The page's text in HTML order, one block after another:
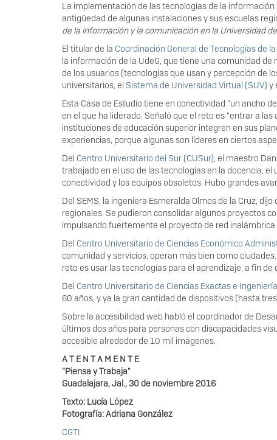
La implementación de las tecnologías de la información
antigüedad de algunas instalaciones y sus escuelas
de la información y la comunicación en la Universidad
El titular de la Coordinación General de Tecnologías de
la información de la UdeG, que tiene una comunidad
de los usuarios (tecnologías que usan y percepción de
universitarios, el Sistema de Universidad Virtual (SUV) y
Esta Casa de Estudio tiene en conectividad “un ancho
en el que ha liderado. Señaló que el reto es “entrar a
instituciones de educación superior integren en sus
experiencias, porque algunas son líderes en ciertos
Del Centro Universitario del Sur (CUSur), el maestro
trabajado en el uso de las tecnologías en la docencia,
conectividad y los equipos obsoletos. Hubo grandes
Del SEMS, la ingeniera Esmeralda Olmos de la Cruz,
regionales. Se pudieron consolidar algunos proyectos
impulsando fuertemente el proyecto de red
Del Centro Universitario de Ciencias Económico
comunidad y servicios, operan más bien como
reto es usar las tecnologías para el aprendizaje, a fin
Del Centro Universitario de Ciencias Exactas e
60 años, y ya la gran cantidad de dispositivos (hasta
Sobre la accesibilidad web habló el coordinador de
últimos dos años para personas con discapacidades
accesible alrededor de 10 mil imágenes.
A T E N T A M E N T E
"Piensa y Trabaja"
Guadalajara, Jal., 30 de noviembre 2016
Texto: Lucía López
Fotografía: Adriana González
CGTI